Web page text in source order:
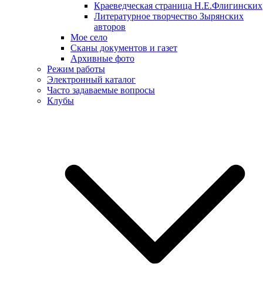
Краеведческая страница Н.Е.Флигинских
Литературное творчество Зырянских
авторов
Мое село
Сканы документов и газет
Архивные фото
Режим работы
Электронный каталог
Часто задаваемые вопросы
Клубы